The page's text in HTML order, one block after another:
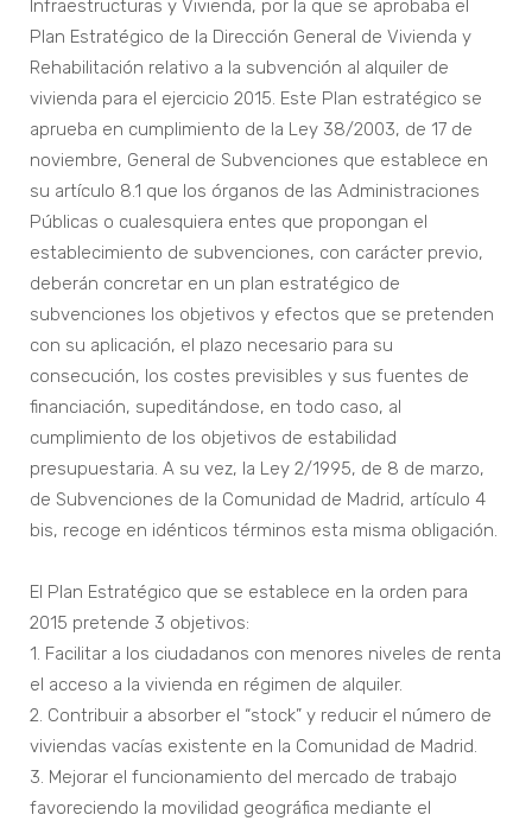
Infraestructuras y Vivienda, por la que se aprobaba el
Plan Estratégico de la Dirección General de Vivienda y
Rehabilitación relativo a la subvención al alquiler de
vivienda para el ejercicio 2015. Este Plan estratégico se
aprueba en cumplimiento de la Ley 38/2003, de 17 de
noviembre, General de Subvenciones que establece en
su artículo 8.1 que los órganos de las Administraciones
Públicas o cualesquiera entes que propongan el
establecimiento de subvenciones, con carácter previo,
deberán concretar en un plan estratégico de
subvenciones los objetivos y efectos que se pretenden
con su aplicación, el plazo necesario para su
consecución, los costes previsibles y sus fuentes de
financiación, supeditándose, en todo caso, al
cumplimiento de los objetivos de estabilidad
presupuestaria. A su vez, la Ley 2/1995, de 8 de marzo,
de Subvenciones de la Comunidad de Madrid, artículo 4
bis, recoge en idénticos términos esta misma obligación.
El Plan Estratégico que se establece en la orden para
2015 pretende 3 objetivos:
1. Facilitar a los ciudadanos con menores niveles de renta
el acceso a la vivienda en régimen de alquiler.
2. Contribuir a absorber el “stock” y reducir el número de
viviendas vacías existente en la Comunidad de Madrid.
3. Mejorar el funcionamiento del mercado de trabajo
favoreciendo la movilidad geográfica mediante el